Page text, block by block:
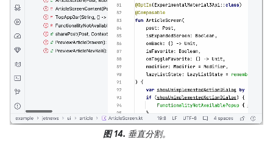
图 14. 垂直分割。